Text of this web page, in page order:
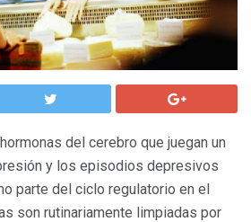
del cerebro que juegan un
y los episodios depresivos
parte del ciclo regulatorio en el
son rutinariamente limpiadas por